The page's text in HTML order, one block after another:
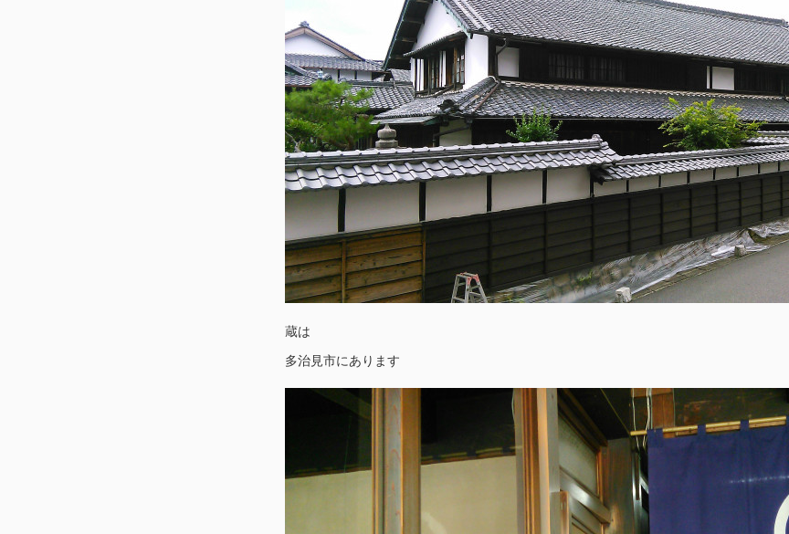
蔵は
多治見市にあります